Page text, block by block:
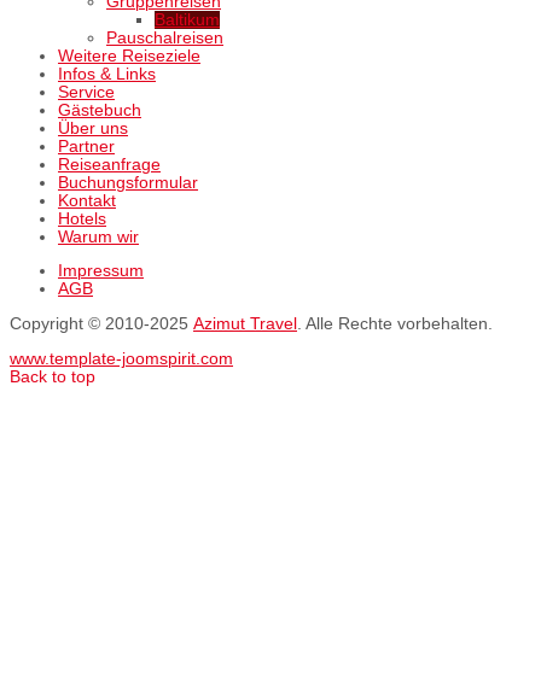
Baltikum
Pauschalreisen
Weitere Reiseziele
Infos & Links
Service
Gästebuch
Über uns
Partner
Reiseanfrage
Buchungsformular
Kontakt
Hotels
Warum wir
Impressum
AGB
Copyright © 2010-2025 Azimut Travel
. Alle Rechte vorbehalten.
www.template-joomspirit.com
Back to top